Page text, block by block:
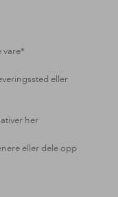
vare*
eller
her
eller dele opp